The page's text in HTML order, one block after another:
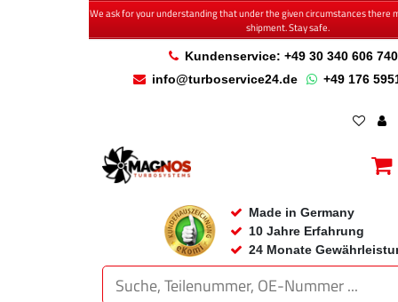
We ask for your understanding that under the given circumstances there
shipment. Stay safe.
Kundenservice: +49 30 340 606 740
info@turboservice24.de
+49 176
Made in Germany
10 Jahre Erfahrung
24 Monate